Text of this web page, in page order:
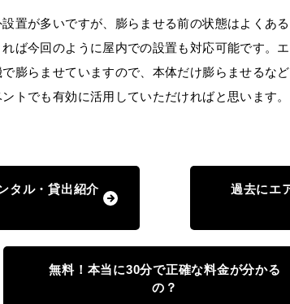
置が多いですが、膨らませる前の状態はよくあ
ば今回のように屋内での設置も対応可能です。
膨らませていますので、本体だけ膨らませるな
トでも有効に活用していただければと思います。
タル・貸出紹介
過去にエ
無料！本当に30分で正確な料金が分かる
の？